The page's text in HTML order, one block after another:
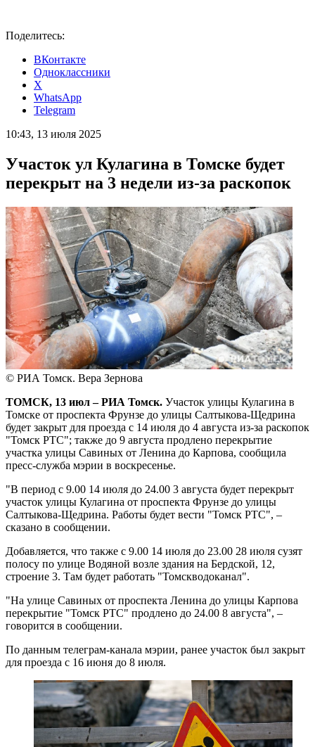
Поделитесь:
ВКонтакте
Одноклассники
X
WhatsApp
Telegram
10:43, 13 июля 2025
Участок ул Кулагина в Томске будет
перекрыт на 3 недели из-за раскопок
© РИА Томск. Вера Зернова
ТОМСК, 13 июл – РИА Томск. Участок улицы Кулагина в
Томске от проспекта Фрунзе до улицы Салтыкова-Щедрина
будет закрыт для проезда с 14 июля до 4 августа из-за раскопок
"Томск РТС"; также до 9 августа продлено перекрытие
участка улицы Савиных от Ленина до Карпова, сообщила
пресс-служба мэрии в воскресенье.
"В период с 9.00 14 июля до 24.00 3 августа будет перекрыт
участок улицы Кулагина от проспекта Фрунзе до улицы
Салтыкова-Щедрина. Работы будет вести "Томск РТС", –
сказано в сообщении.
Добавляется, что также с 9.00 14 июля до 23.00 28 июля сузят
полосу по улице Водяной возле здания на Бердской, 12,
строение 3. Там будет работать "Томскводоканал".
"На улице Савиных от проспекта Ленина до улицы Карпова
перекрытие "Томск РТС" продлено до 24.00 8 августа", –
говорится в сообщении.
По данным телеграм-канала мэрии, ранее участок был закрыт
для проезда с 16 июня до 8 июля.